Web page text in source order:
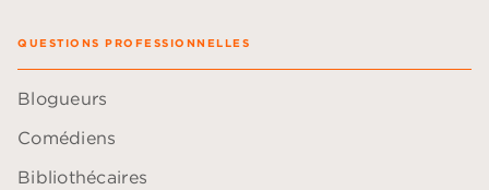
QUESTIONS PROFESSIONNELLES
Blogueurs
Comédiens
Bibliothécaires